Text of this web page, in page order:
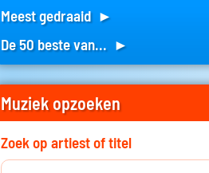
Meest gedraaid ►
De 50 beste van... ►
Muziek opzoeken
Zoek op artiest of titel